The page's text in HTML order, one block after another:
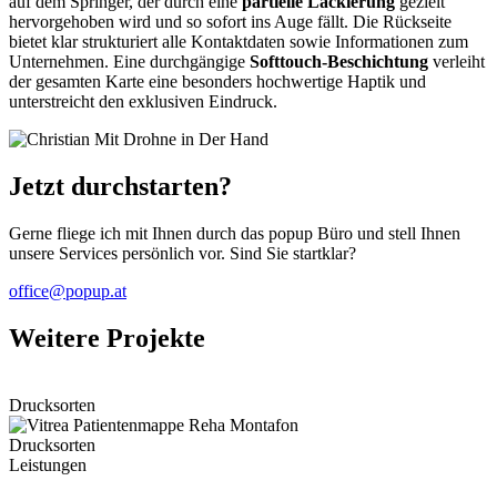
hervorgehoben wird und so sofort ins Auge fällt. Die Rückseite
bietet klar strukturiert alle Kontaktdaten sowie Informationen zum
Unternehmen. Eine durchgängige Softtouch-Beschichtung verleiht
der gesamten Karte eine besonders hochwertige Haptik und
unterstreicht den exklusiven Eindruck.
Jetzt durchstarten?
Gerne fliege ich mit Ihnen durch das popup Büro und stell Ihnen
unsere Services persönlich vor. Sind Sie startklar?
office@popup.at
Weitere Projekte
Drucksorten
Drucksorten
Leistungen